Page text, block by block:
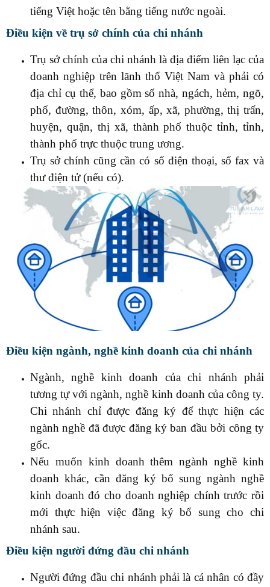
tiếng Việt hoặc tên bằng tiếng nước ngoài.
Điều kiện về trụ sở chính của chi nhánh
Trụ sở chính của chi nhánh là địa điểm liên lạc của
doanh nghiệp trên lãnh thổ Việt Nam và phải có
địa chỉ cụ thể, bao gồm số nhà, ngách, hẻm, ngõ,
phố, đường, thôn, xóm, ấp, xã, phường, thị trấn,
huyện, quận, thị xã, thành phố thuộc tỉnh, tỉnh,
thành phố trực thuộc trung ương.
Trụ sở chính cũng cần có số điện thoại, số fax và
thư điện tử (nếu có).
Điều kiện ngành, nghề kinh doanh của chi nhánh
Ngành, nghề kinh doanh của chi nhánh phải
tương tự với ngành, nghề kinh doanh của công ty.
Chi nhánh chỉ được đăng ký để thực hiện các
ngành nghề đã được đăng ký ban đầu bởi công ty
gốc.
Nếu muốn kinh doanh thêm ngành nghề kinh
doanh khác, cần đăng ký bổ sung ngành nghề
kinh doanh đó cho doanh nghiệp chính trước rồi
mới thực hiện việc đăng ký bổ sung cho chi
nhánh sau.
Điều kiện người đứng đầu chi nhánh
Người đứng đầu chi nhánh phải là cá nhân có đầy